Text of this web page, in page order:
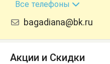
Все телефоны
bagadiana@bk.ru
Акции и Скидки